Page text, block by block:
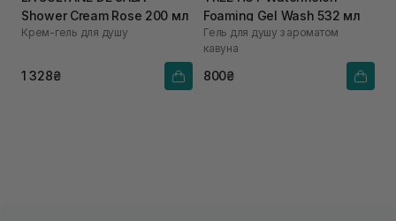
Shower Cream Rose 200 мл
Крем-гель для душу
1 328₴
Foaming Gel Wash 532 мл
Гель для душу з ароматом
кавуна
800₴